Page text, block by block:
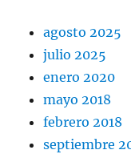
agosto 2025
julio 2025
enero 2020
mayo 2018
febrero 2018
septiembre